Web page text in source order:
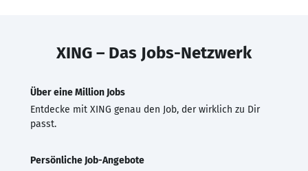
XING – Das Jobs-Netzwerk
Über eine Million Jobs
Entdecke mit XING genau den Job, der wirklich zu Dir
passt.
Persönliche Job-Angebote